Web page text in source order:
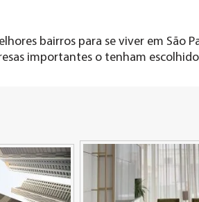
bairros para se viver em São
importantes o tenham escolhido